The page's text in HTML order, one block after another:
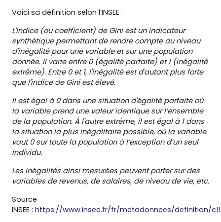
Voici sa définition selon l’INSEE :
L'indice (ou coefficient) de Gini est un indicateur
synthétique permettant de rendre compte du niveau
d'inégalité pour une variable et sur une population
donnée. Il varie entre 0 (égalité parfaite) et 1 (inégalité
extrême). Entre 0 et 1, l'inégalité est d'autant plus forte
que l'indice de Gini est élevé.
Il est égal à 0 dans une situation d'égalité parfaite où
la variable prend une valeur identique sur l’ensemble
de la population. À l'autre extrême, il est égal à 1 dans
la situation la plus inégalitaire possible, où la variable
vaut 0 sur toute la population à l’exception d’un seul
individu.
Les inégalités ainsi mesurées peuvent porter sur des
variables de revenus, de salaires, de niveau de vie, etc.
Source
INSEE : https://www.insee.fr/fr/metadonnees/definition/